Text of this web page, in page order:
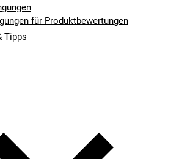
für Produktbewertungen
Tipps